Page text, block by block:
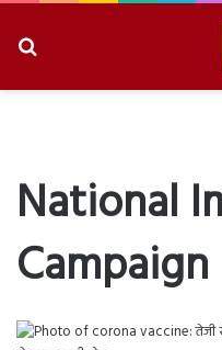
National
Campaign